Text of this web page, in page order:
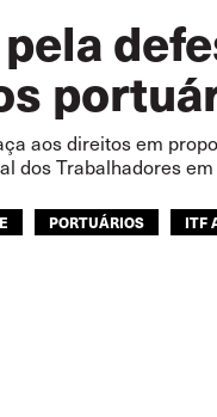
aos direitos em
dos Trabalhadores em
PORTUÁRIOS ITF